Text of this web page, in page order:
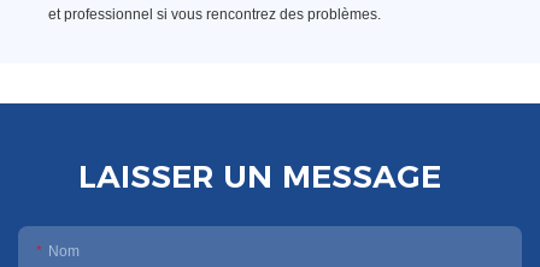
et professionnel si vous rencontrez des problèmes.
LAISSER UN MESSAGE
Nom